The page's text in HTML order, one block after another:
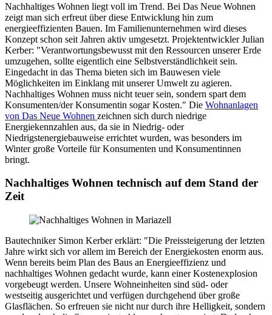
Nachhaltiges Wohnen liegt voll im Trend. Bei Das Neue Wohnen
zeigt man sich erfreut über diese Entwicklung hin zum
energieeffizienten Bauen. Im Familienunternehmen wird dieses
Konzept schon seit Jahren aktiv umgesetzt. Projektentwickler Julian
Kerber: "Verantwortungsbewusst mit den Ressourcen unserer Erde
umzugehen, sollte eigentlich eine Selbstverständlichkeit sein.
Eingedacht in das Thema bieten sich im Bauwesen viele
Möglichkeiten im Einklang mit unserer Umwelt zu agieren.
Nachhaltiges Wohnen muss nicht teuer sein, sondern spart dem
Konsumenten/der Konsumentin sogar Kosten." Die Wohnanlagen
von Das Neue Wohnen zeichnen sich durch niedrige
Energiekennzahlen aus, da sie in Niedrig- oder
Niedrigstenergiebauweise errichtet wurden, was besonders im
Winter große Vorteile für Konsumenten und Konsumentinnen
bringt.
Nachhaltiges Wohnen technisch auf dem Stand der
Zeit
Bautechniker Simon Kerber erklärt: "Die Preissteigerung der letzten
Jahre wirkt sich vor allem im Bereich der Energiekosten enorm aus.
Wenn bereits beim Plan des Baus an Energieeffizienz und
nachhaltiges Wohnen gedacht wurde, kann einer Kostenexplosion
vorgebeugt werden. Unsere Wohneinheiten sind süd- oder
westseitig ausgerichtet und verfügen durchgehend über große
Glasflächen. So erfreuen sie nicht nur durch ihre Helligkeit, sondern